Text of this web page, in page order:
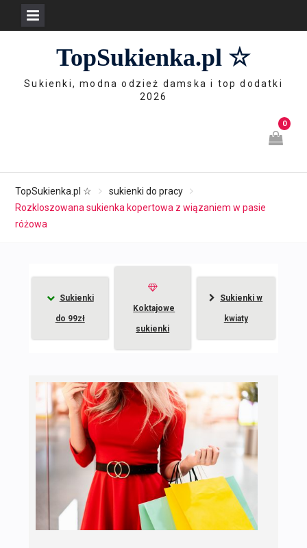
TopSukienka.pl ☆
Sukienki, modna odzież damska i top dodatki
2026
0
TopSukienka.pl ☆
sukienki do pracy
Rozkloszowana sukienka kopertowa z wiązaniem w pasie
różowa
Sukienki
do 99zł
Koktajowe
sukienki
Sukienki w
kwiaty